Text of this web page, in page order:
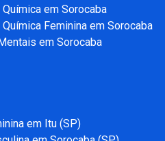
em Sorocaba
Feminina em Sorocaba
em Sorocaba
em Itu (SP)